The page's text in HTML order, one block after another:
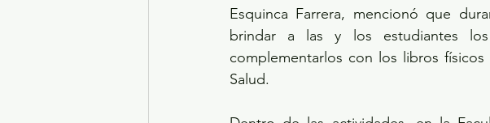
Esquinca Farrera, mencionó que
brindar a las y los estudiantes
complementarlos con los libros
Salud.